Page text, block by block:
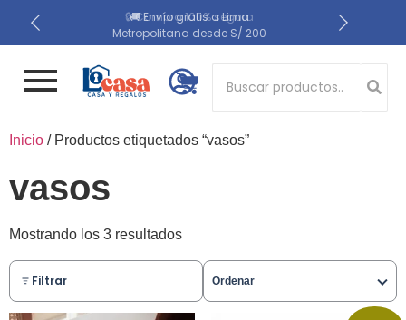
🚚 Envío gratis a Lima
Metropolitana desde S/ 200
🔒 Compra 100% segura
📍 Recojo en almacén el
mismo día
Button 1
Button 2
Inicio / Productos etiquetados “vasos”
vasos
Mostrando los 3 resultados
Filtrar Ordenar